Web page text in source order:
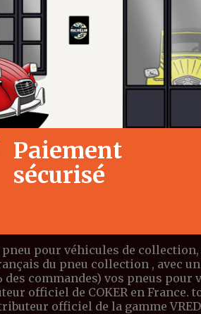
Paiement
sécurisé
pour véhicules de
du pneu collection , avec
commandes) vos pneus
officiel de COKER en
officiel de la gamme